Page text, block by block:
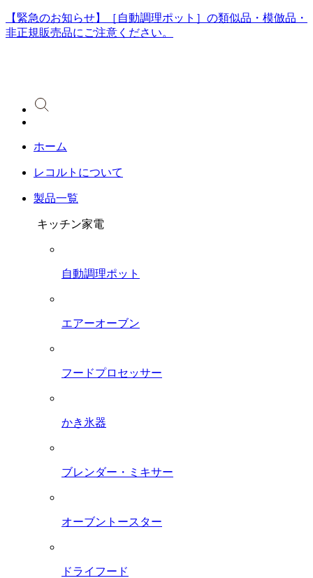
【緊急のお知らせ】［自動調理ポット］の類似品・模倣品・
非正規販売品にご注意ください。
ホーム
レコルトについて
製品一覧
キッチン家電
自動調理ポット
エアーオーブン
フードプロセッサー
かき氷器
ブレンダー・ミキサー
オーブントースター
ドライフード